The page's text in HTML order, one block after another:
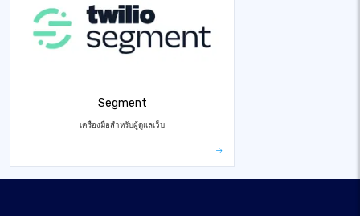
Segment
เครื่องมือสำหรับผู้ดูแลเว็บ